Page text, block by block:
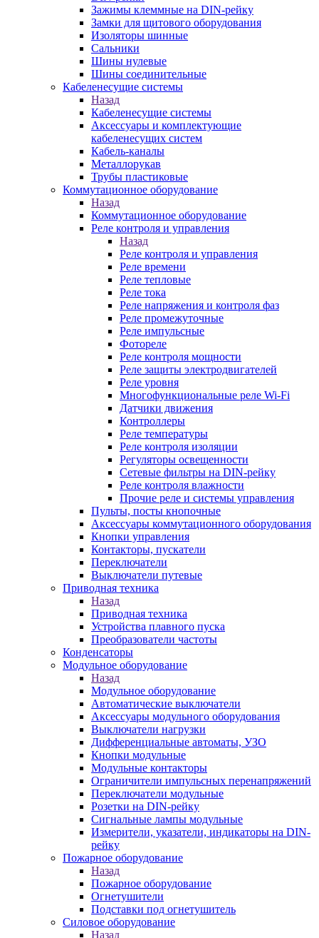
Зажимы клеммные на DIN-рейку
Замки для щитового оборудования
Изоляторы шинные
Сальники
Шины нулевые
Шины соединительные
Кабеленесущие системы
Назад
Кабеленесущие системы
Аксессуары и комплектующие
кабеленесущих систем
Кабель-каналы
Металлорукав
Трубы пластиковые
Коммутационное оборудование
Назад
Коммутационное оборудование
Реле контроля и управления
Назад
Реле контроля и управления
Реле времени
Реле тепловые
Реле тока
Реле напряжения и контроля фаз
Реле промежуточные
Реле импульсные
Фотореле
Реле контроля мощности
Реле защиты электродвигателей
Реле уровня
Многофункциональные реле Wi-Fi
Датчики движения
Контроллеры
Реле температуры
Реле контроля изоляции
Регуляторы освещенности
Сетевые фильтры на DIN-рейку
Реле контроля влажности
Прочие реле и системы управления
Пульты, посты кнопочные
Аксессуары коммутационного оборудования
Кнопки управления
Контакторы, пускатели
Переключатели
Выключатели путевые
Приводная техника
Назад
Приводная техника
Устройства плавного пуска
Преобразователи частоты
Конденсаторы
Модульное оборудование
Назад
Модульное оборудование
Автоматические выключатели
Аксессуары модульного оборудования
Выключатели нагрузки
Дифференциальные автоматы, УЗО
Кнопки модульные
Модульные контакторы
Ограничители импульсных перенапряжений
Переключатели модульные
Розетки на DIN-рейку
Сигнальные лампы модульные
Измерители, указатели, индикаторы на DIN-
рейку
Пожарное оборудование
Назад
Пожарное оборудование
Огнетушители
Подставки под огнетушитель
Силовое оборудование
Назад